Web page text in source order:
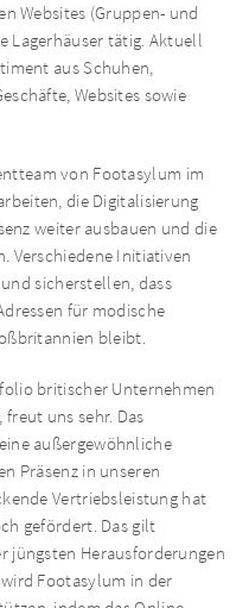
Websites (Gruppen- und
Lagerhäuser tätig. Aktuell
aus Schuhen,
Websites sowie
von Footasylum im
die Digitalisierung
weiter ausbauen und die
Verschiedene Initiativen
sicherstellen, dass
für modische
bleibt.
britischer Unternehmen
freut uns sehr. Das
außergewöhnliche
Präsenz in unseren
Vertriebsleistung hat
gefördert. Das gilt
jüngsten Herausforderungen
Footasylum in der